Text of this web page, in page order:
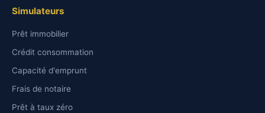
Simulateurs
Prêt immobilier
Crédit consommation
Capacité d'emprunt
Frais de notaire
Prêt à taux zéro